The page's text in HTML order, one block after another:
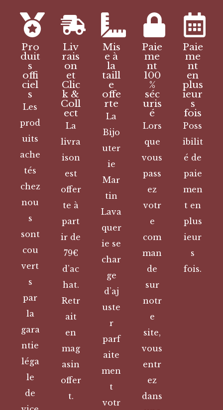
Pro
duit
s
offi
ciel
s
Les
prod
uits
ache
tés
chez
nou
s
sont
cou
vert
s
par
la
gara
ntie
léga
le
de
Liv
rais
on
et
Clic
k &
Coll
ect
La
livra
ison
est
offer
te à
part
ir de
79€
d’ac
hat.
Retr
ait
en
mag
asin
offer
t.
Mis
e à
la
taill
e
offe
rte
La
Bijo
uter
ie
Mar
tin
Lava
quer
ie se
char
ge
d’aj
uste
r
parf
aite
men
t
votr
Paie
me
nt
100
%
séc
uris
é
Lors
que
vous
pass
ez
votr
e
com
man
de
sur
notr
e
site,
vous
entr
ez
dans
Paie
me
nt
en
plus
ieur
s
fois
Poss
ibilit
é de
paie
men
t en
plus
ieur
s
fois.